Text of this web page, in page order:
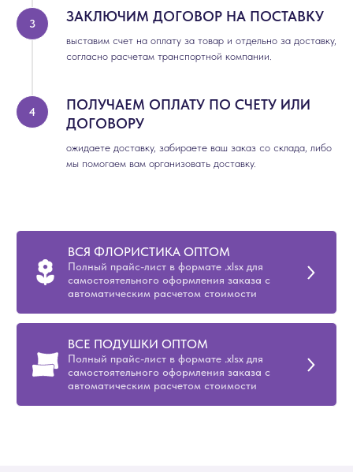
ЗАКЛЮЧИМ ДОГОВОР НА ПОСТАВКУ
выставим счет на оплату за товар и отдельно за доставку,
согласно расчетам транспортной компании.
ПОЛУЧАЕМ ОПЛАТУ ПО СЧЕТУ ИЛИ
ДОГОВОРУ
ожидаете доставку, забираете ваш заказ со склада, либо
мы помогаем вам организовать доставку.
ВСЯ ФЛОРИСТИКА ОПТОМ
Полный прайс-лист в формате .xlsx для
самостоятельного оформления заказа с
автоматическим расчетом стоимости
ВСЕ ПОДУШКИ ОПТОМ
Полный прайс-лист в формате .xlsx для
самостоятельного оформления заказа с
автоматическим расчетом стоимости